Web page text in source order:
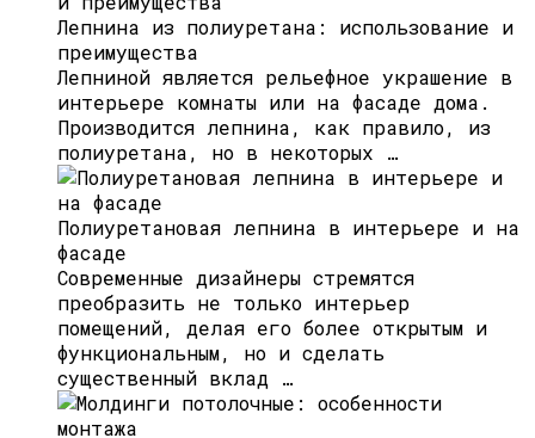
Лепнина из полиуретана: использование и
преимущества
Лепниной является рельефное украшение в
интерьере комнаты или на фасаде дома.
Производится лепнина, как правило, из
полиуретана, но в некоторых …
Полиуретановая лепнина в интерьере и на
фасаде
Современные дизайнеры стремятся
преобразить не только интерьер
помещений, делая его более открытым и
функциональным, но и сделать
существенный вклад …